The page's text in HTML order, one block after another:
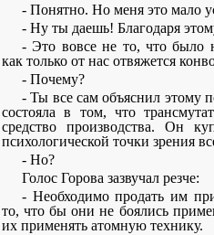
- Понятно. Но меня это мало
- Ну ты даешь! Благодаря
- Это вовсе не то, что было
как только от нас отвяжется
- Почему?
- Ты все сам объяснил этому
состояла в том, что
средство производства. Он
психологической точки зрения
- Но?
Голос Горова зазвучал резче:
- Необходимо продать им
то, что бы они не боялись
их применять атомную технику.